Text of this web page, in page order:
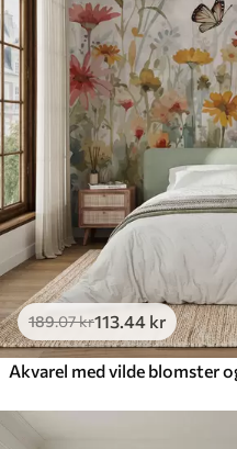
189.07kr113 .44 kr